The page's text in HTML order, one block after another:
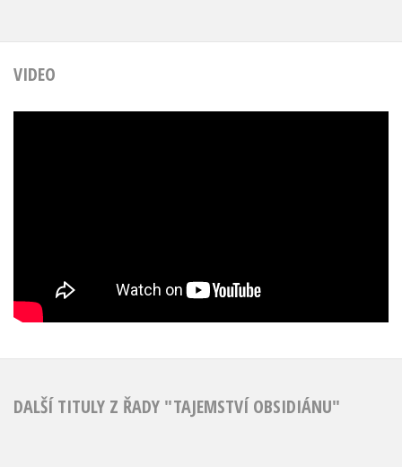
VIDEO
DALŠÍ TITULY Z ŘADY "TAJEMSTVÍ OBSIDIÁNU"